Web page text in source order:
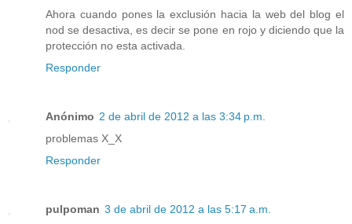
Ahora cuando pones la exclusión hacia la web del blog el
nod se desactiva, es decir se pone en rojo y diciendo que la
protección no esta activada.
Responder
Anónimo 2 de abril de 2012 a las 3:34 p.m.
problemas X_X
Responder
pulpoman 3 de abril de 2012 a las 5:17 a.m.